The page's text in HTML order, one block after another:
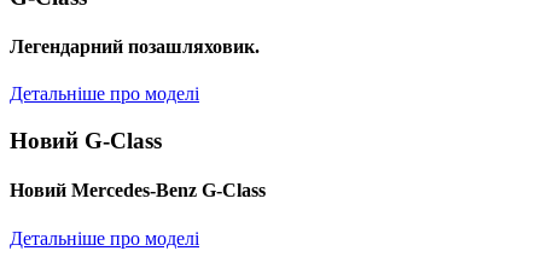
Легендарний позашляховик.
Детальніше про моделі
Новий G-Class
Новий Mercedes-Benz G-Class
Детальніше про моделі